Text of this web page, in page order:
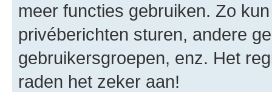
meer functies gebruiken. Zo
privéberichten sturen, andere
gebruikersgroepen, enz. Het
raden het zeker aan!